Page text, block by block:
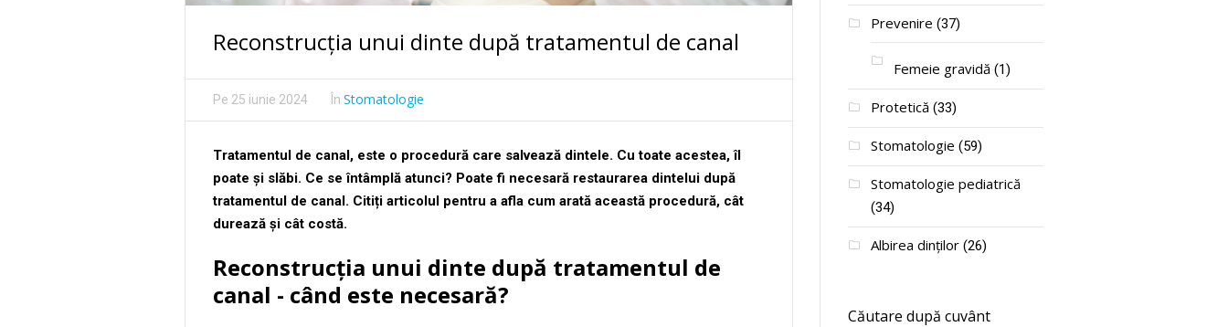
Reconstrucția unui dinte după tratamentul de canal
Pe 25 iunie 2024 În Stomatologie
Tratamentul de canal, este o procedură care salvează dintele. Cu toate acestea, îl
poate și slăbi. Ce se întâmplă atunci? Poate fi necesară restaurarea dintelui după
tratamentul de canal. Citiți articolul pentru a afla cum arată această procedură, cât
durează și cât costă.
Reconstrucția unui dinte după tratamentul de
canal - când este necesară?
Prevenire (37)
Femeie gravidă(1)
Protetică(33)
Stomatologie (59)
Stomatologie pediatrică
(34)
Albirea dinților(26)
Căutare după cuvânt